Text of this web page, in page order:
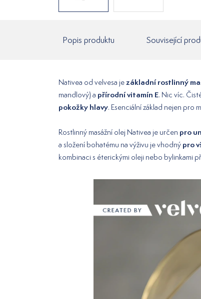
Popis produktu Související
Nativea od velvesa jezákladní rostlinný
mandlový) a přírodní vitamín E. Nic víc.
pokožky hlavy. Esenciální základ nejen pro
Rostlinný masážní olej Nativea je určen pro
a složení bohatému na výživu je vhodný pro
kombinaci s éterickými oleji nebo bylinkami